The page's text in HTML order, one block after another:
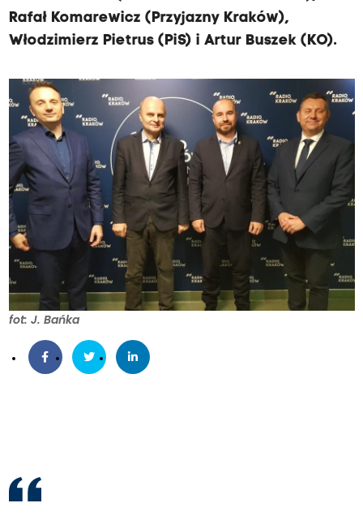
Rafał Komarewicz (Przyjazny Kraków),
Włodzimierz Pietrus (PiS) i Artur Buszek (KO).
fot: J. Bańka